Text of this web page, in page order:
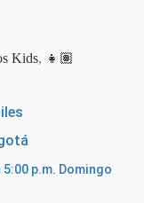
Kids, 👧🏽
p.m. Domingo